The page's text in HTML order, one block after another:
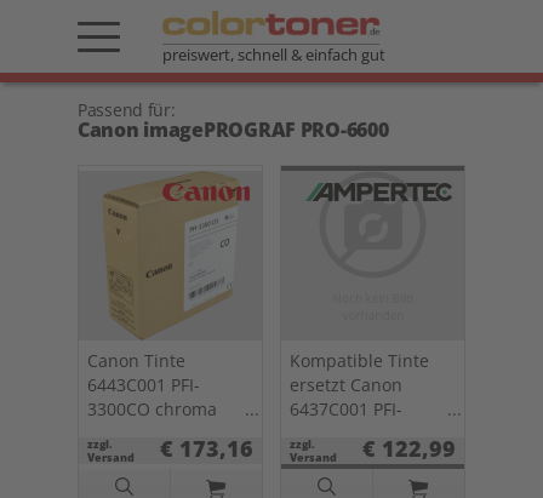
preiswert, schnell & einfach gut
Passend für:
Canon imagePROGRAF PRO-6600
Canon Tinte
6443C001 PFI-
3300CO chroma
zzgl.
Versand
€ 173,16
Kompatible Tinte
ersetzt Canon
6437C001 PFI-
zzgl.
Versand
€ 122,99